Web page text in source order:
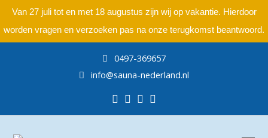
Van 27 juli tot en met 18 augustus zijn wij op vakantie. Hierdoor
worden vragen en verzoeken pas na onze terugkomst beantwoord.
0497-369657
info@sauna-nederland.nl
Facebook
Pinterest
Instagram